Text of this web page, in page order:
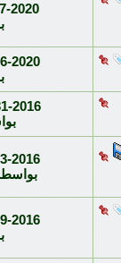
2020
2020
2016
2016
2016